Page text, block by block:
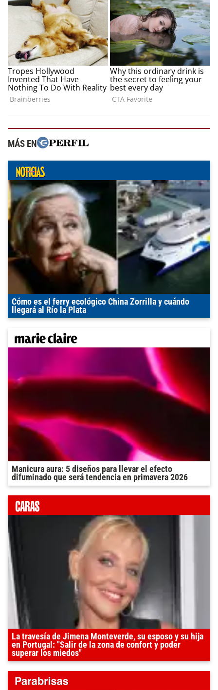
MÁS EN
Cómo es el ferry ecológico China Zorrilla y cuándo
llegará al Río la Plata
Manicura aura: 5 diseños para llevar el efecto
difuminado que será tendencia en primavera 2026
La travesía de Jimena Monteverde, su esposo y su hija
en Portugal: "Salir de la zona de confort y poder
superar los miedos"